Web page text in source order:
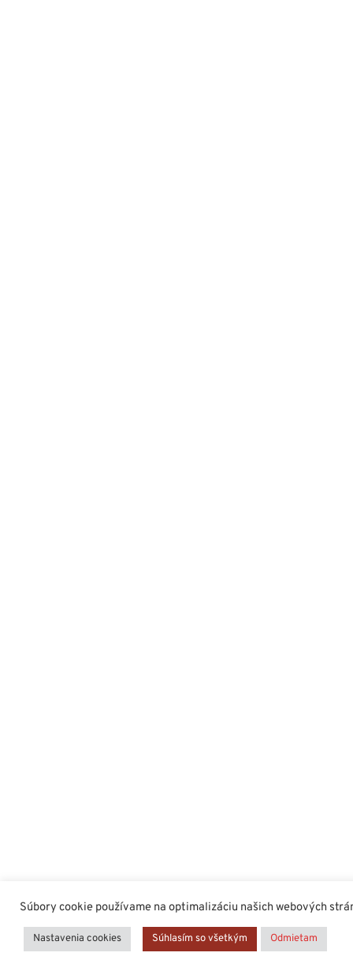
Súbory cookie používame na optimalizáciu našich webových
Nastavenia cookies Súhlasím so všetkým Odmietam